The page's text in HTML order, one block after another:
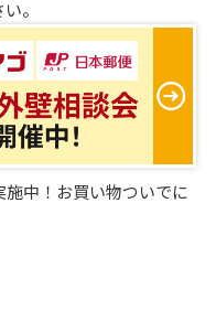
。
中！お買い物ついでに